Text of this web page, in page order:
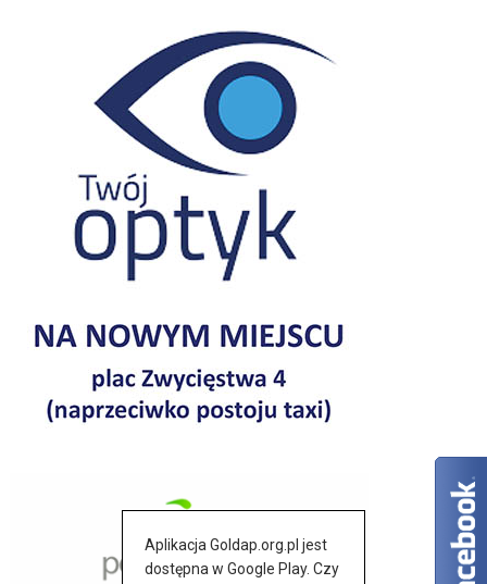
Aplikacja Goldap.org.pl jest
dostępna w Google Play. Czy